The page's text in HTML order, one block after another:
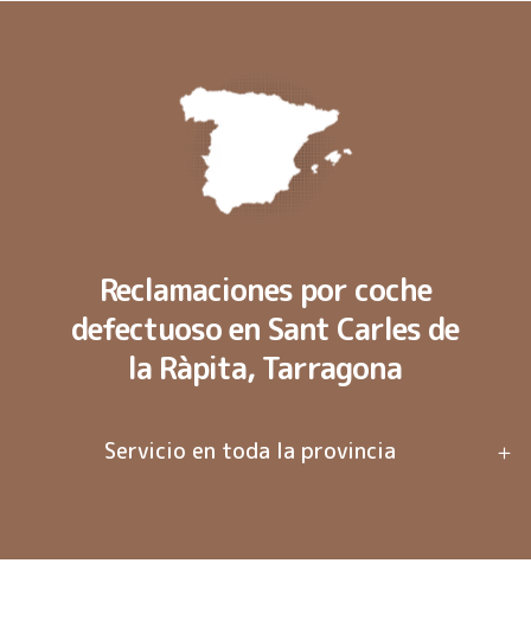
Reclamaciones por coche
defectuoso en Sant Carles de
la Ràpita, Tarragona
Servicio en toda la provincia